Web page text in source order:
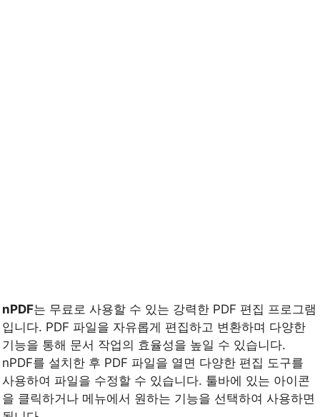
nPDF는 무료로 사용할 수 있는 강력한 PDF 편집 프로그램
입니다. PDF 파일을 자유롭게 편집하고 변환하며 다양한
기능을 통해 문서 작업의 효율성을 높일 수 있습니다.
nPDF를 설치한 후 PDF 파일을 열면 다양한 편집 도구를
사용하여 파일을 수정할 수 있습니다. 툴바에 있는 아이콘
을 클릭하거나 메뉴에서 원하는 기능을 선택하여 사용하면